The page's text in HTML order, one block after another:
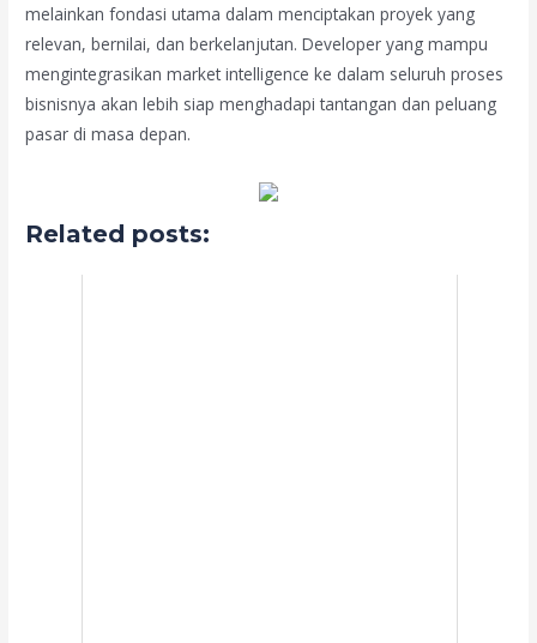
melainkan fondasi utama dalam menciptakan proyek yang
relevan, bernilai, dan berkelanjutan. Developer yang mampu
mengintegrasikan market intelligence ke dalam seluruh proses
bisnisnya akan lebih siap menghadapi tantangan dan peluang
pasar di masa depan.
Related posts: